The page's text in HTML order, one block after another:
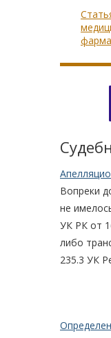
Вопреки
не
УК РК от
либо
235.3 УК